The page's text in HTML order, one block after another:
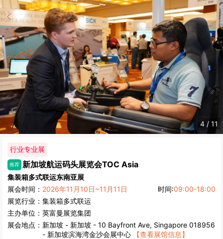
5 / 11
行业专业展
推荐 新加坡航运码头展览会TOC Asia
集装箱多式联运东南亚展
展会时间： 2026年11月10日~11月11日 时间:09:00-18:00
展览行业： 集装箱多式联运
主办单位： 英富曼展览集团
展会地点： 新加坡 - 新加坡 - 10 Bayfront Ave, Singapore 018956
- 新加坡滨海湾金沙会展中心
【查看展馆信息】